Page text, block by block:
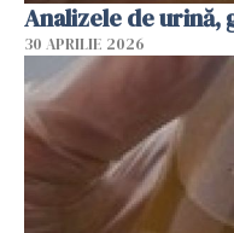
Analizele de urină,
30 APRILIE 2026